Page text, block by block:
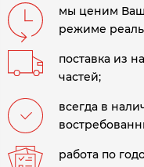
мы ценим
режиме
поставка из
частей;
всегда в
работа по